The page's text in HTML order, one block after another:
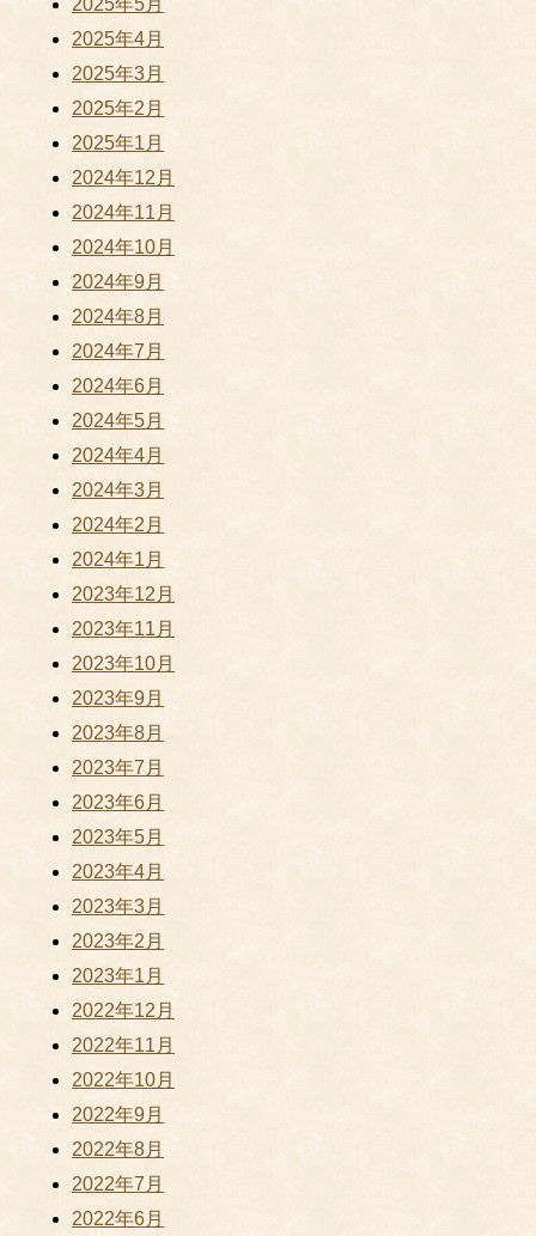
2025年5月
2025年4月
2025年3月
2025年2月
2025年1月
2024年12月
2024年11月
2024年10月
2024年9月
2024年8月
2024年7月
2024年6月
2024年5月
2024年4月
2024年3月
2024年2月
2024年1月
2023年12月
2023年11月
2023年10月
2023年9月
2023年8月
2023年7月
2023年6月
2023年5月
2023年4月
2023年3月
2023年2月
2023年1月
2022年12月
2022年11月
2022年10月
2022年9月
2022年8月
2022年7月
2022年6月